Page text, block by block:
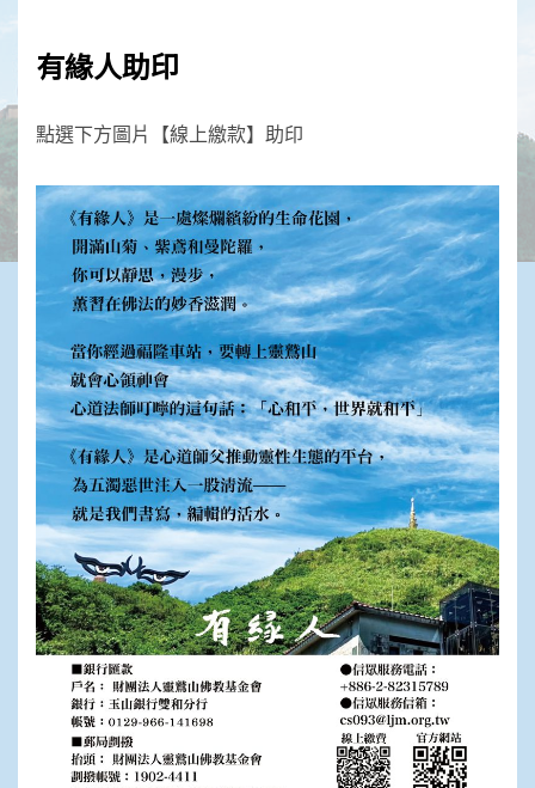
有緣人助印
點選下方圖片【線上繳款】助印